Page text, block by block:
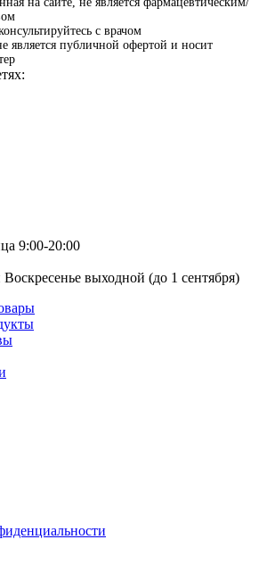
с врачом
является публичной офертой и носит
9:00-20:00
выходной (до 1 сентября)